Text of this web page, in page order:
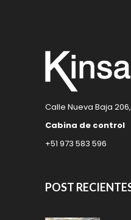
Calle Nueva Baja
Cabina de control
+51 973 583 596
POST